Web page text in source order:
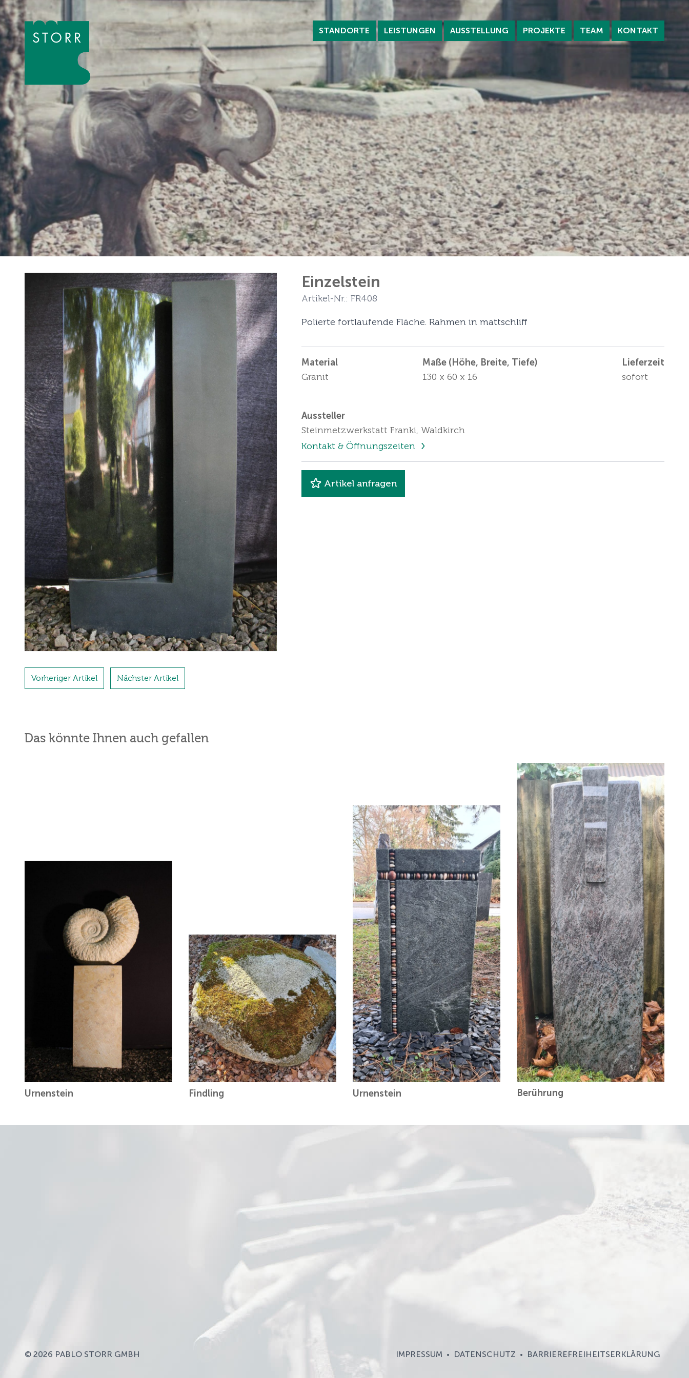
Zum Inhalt der Seite springen
STANDORTE LEISTUNGEN AUSSTELLUNG PROJEKTE TEAM KONTAKT
Einzelstein
Artikel-Nr.: FR408
Polierte fortlaufende Fläche. Rahmen in mattschliff
Material
Granit
Maße (Höhe, Breite, Tiefe)
130 x 60 x 16
Lieferzeit
sofort
Aussteller
Steinmetzwerkstatt Franki, Waldkirch
Kontakt & Öffnungszeiten
Artikel anfragen
Vorheriger Artikel Nächster Artikel
Das könnte Ihnen auch gefallen
Urnenstein Findling Urnenstein Berührung
© 2026 PABLO STORR GMBH IMPRESSUM • DATENSCHUTZ • BARRIEREFREIHEITSERKLÄRUNG